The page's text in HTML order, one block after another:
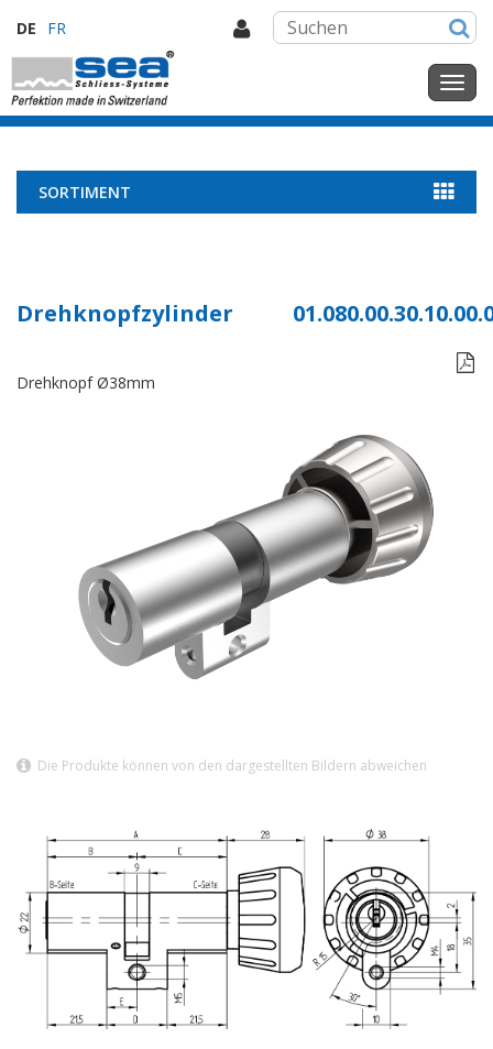
DE FR
SORTIMENT
Drehknopfzylinder

Drehknopf Ø38mm
Die Produkte können von den dargestellten Bildern abweichen